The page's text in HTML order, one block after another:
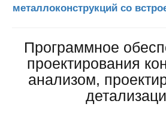
металлоконструкций со
Программное
проектирования
анализом,